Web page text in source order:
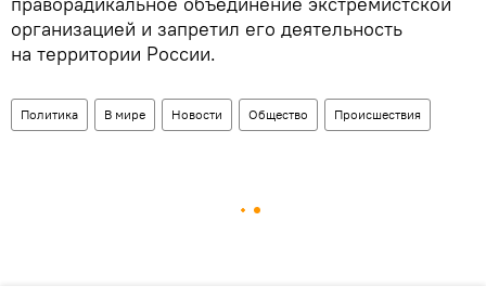
организацией и запретил его деятельность
на территории России.
Политика В мире Новости Общество Происшествия